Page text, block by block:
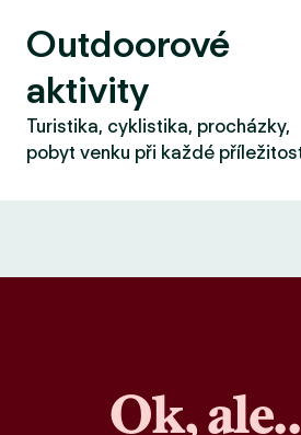
Outdoorové
aktivity
Turistika, cyklistika, procházky,
pobyt venku při každé
Ok,